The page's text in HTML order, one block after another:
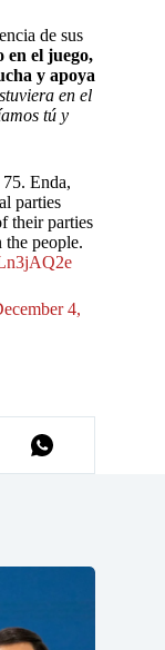
de sus
en el juego,
y apoya
en el
tú y
Enda,
parties
their parties
the people.
4,